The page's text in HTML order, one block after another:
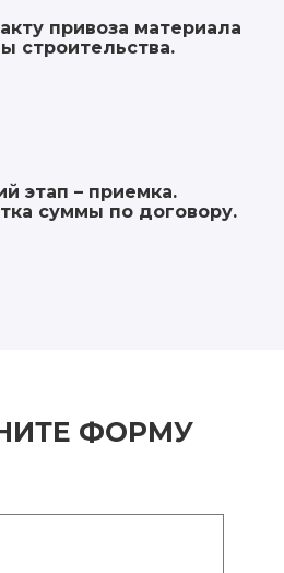
привоза материала
строительства.
этап – приемка.
суммы по договору.
ФОРМУ